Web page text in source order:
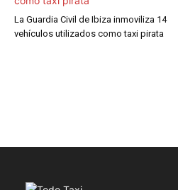
La Guardia Civil de Ibiza inmoviliza 14
vehículos utilizados como taxi pirata